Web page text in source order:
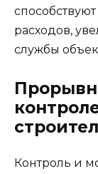
расходов,
службы
Контроль и